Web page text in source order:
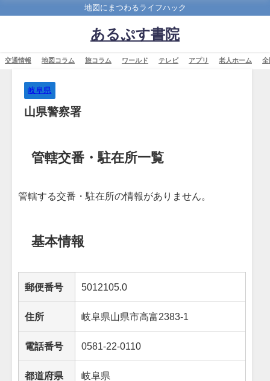
地図にまつわるライフハック
あるぷす書院
交通情報 地図コラム 旅コラム ワールド テレビ アプリ 老人ホーム 全
岐阜県
山県警察署
管轄交番・駐在所一覧
管轄する交番・駐在所の情報がありません。
基本情報
郵便番号 5012105.0
住所 岐阜県山県市高富2383-1
電話番号 0581-22-0110
都道府県 岐阜県